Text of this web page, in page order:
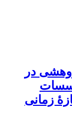
در
زمانی